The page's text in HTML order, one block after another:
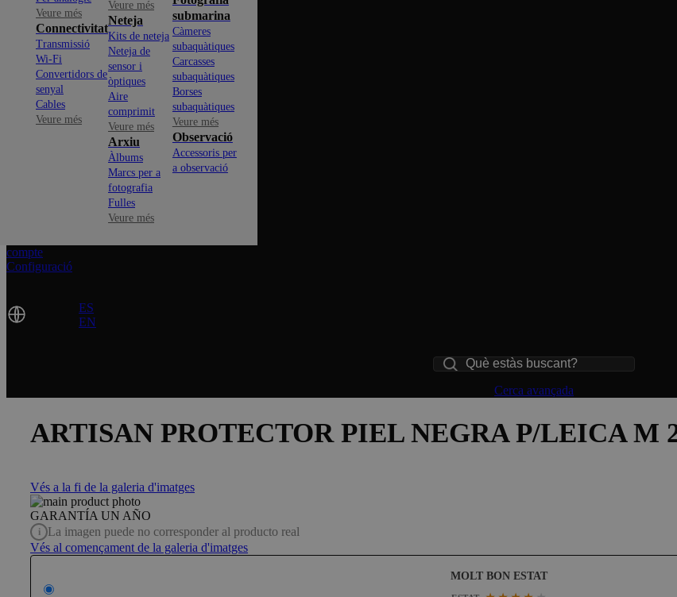
Veure més
Connectivitat
Transmissió
Wi-Fi
Convertidors de
senyal
Cables
Veure més
Veure més
Neteja
Kits de neteja
Neteja de
sensor i
òptiques
Aire
comprimit
Veure més
Arxiu
Àlbums
Marcs per a
fotografia
Fulles
Veure més
submarina
Càmeres
subaquàtiques
Carcasses
subaquàtiques
Borses
subaquàtiques
Veure més
Observació
Accessoris per
a observació
compte
Configuració
ES
EN
Cerca avançada
ARTISAN PROTECTOR PIEL NEGRA P/LEICA M
Vés a la fi de la galeria d'imatges
GARANTÍA UN AÑO
La imagen puede no corresponder al producto real
Vés al començament de la galeria d'imatges
MOLT BON ESTAT